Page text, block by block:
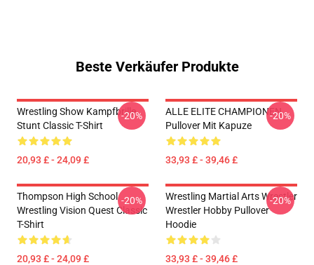
Beste Verkäufer Produkte
Wrestling Show Kampfbrille
Stunt Classic T-Shirt
20,93 £ - 24,09 £
-20%
ALLE ELITE CHAMPIONEN
Pullover Mit Kapuze
33,93 £ - 39,46 £
-20%
Thompson High School
Wrestling Vision Quest Classic
T-Shirt
20,93 £ - 24,09 £
-20%
Wrestling Martial Arts Wrestler
Wrestler Hobby Pullover
Hoodie
33,93 £ - 39,46 £
-20%